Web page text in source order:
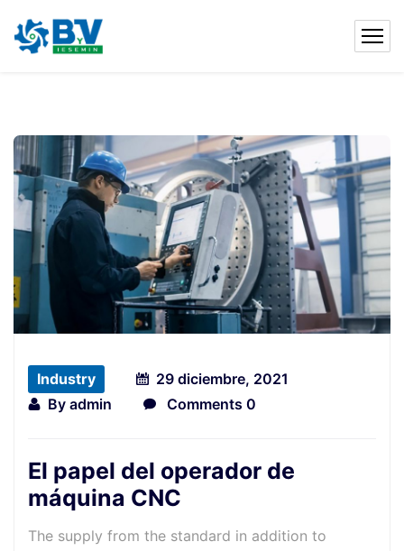
Industry
29 diciembre, 2021
By admin Comments 0
El papel del operador de
máquina CNC
The supply from the standard in addition to